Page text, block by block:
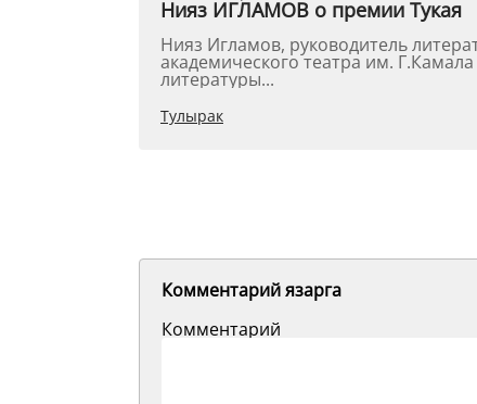
Нияз ИГЛАМОВ о премии Тукая
Нияз Игламов, руководитель литературно-драматической части Татарского государственного
академического театра им. Г.Камала (Выступление на научной конференции в Институте языка,
литературы...
Тулырак
Комментарий язарга
Комментарий